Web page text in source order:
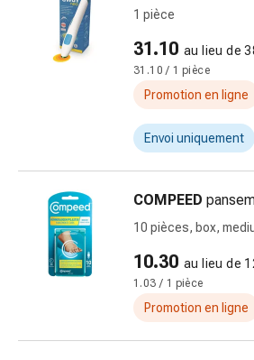
accessoires
Mouchoirs
papier
des
plaies
et
des
Bandes
1 pièce
31.10 au lieu de
31.10 / 1 pièce
Promotion en ligne
Envoi uniquement
COMPEED
10 pièces, box,
10.30 au lieu de
1.03 / 1 pièce
Promotion en ligne